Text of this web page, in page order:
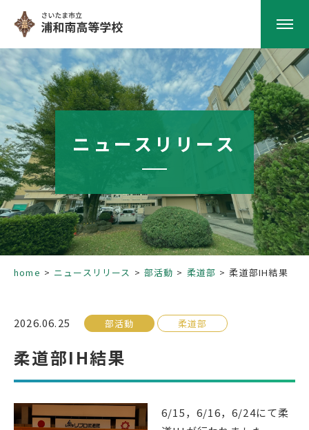
HOME
学校紹介
南高の教育
学校生活
部活動
教科ガイド
校長室より
ニュースリリース
home ニュースリリース 部活動 柔道部 柔道部IH結果
2026.06.25 部活動 柔道部
柔道部IH結果
6/15，6/16，6/24にて柔